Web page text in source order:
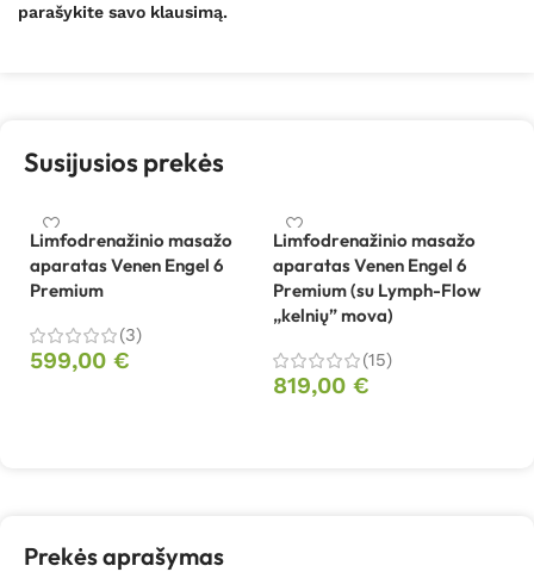
parašykite savo klausimą.
Susijusios prekės
Limfodrenažinio masažo
aparatas Venen Engel 6
Premium
(3)
599,00 €
Limfodrenažinio masažo
aparatas Venen Engel 6
Premium (su Lymph-Flow
„kelnių” mova)
(15)
819,00 €
Prekės aprašymas